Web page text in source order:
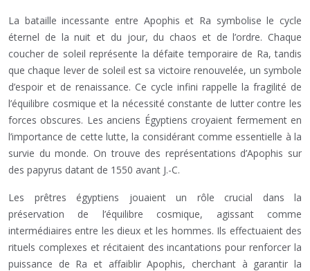
La bataille incessante entre Apophis et Ra symbolise le cycle
éternel de la nuit et du jour, du chaos et de l’ordre. Chaque
coucher de soleil représente la défaite temporaire de Ra, tandis
que chaque lever de soleil est sa victoire renouvelée, un symbole
d’espoir et de renaissance. Ce cycle infini rappelle la fragilité de
l’équilibre cosmique et la nécessité constante de lutter contre les
forces obscures. Les anciens Égyptiens croyaient fermement en
l’importance de cette lutte, la considérant comme essentielle à la
survie du monde. On trouve des représentations d’Apophis sur
des papyrus datant de 1550 avant J.-C.
Les prêtres égyptiens jouaient un rôle crucial dans la
préservation de l’équilibre cosmique, agissant comme
intermédiaires entre les dieux et les hommes. Ils effectuaient des
rituels complexes et récitaient des incantations pour renforcer la
puissance de Ra et affaiblir Apophis, cherchant à garantir la